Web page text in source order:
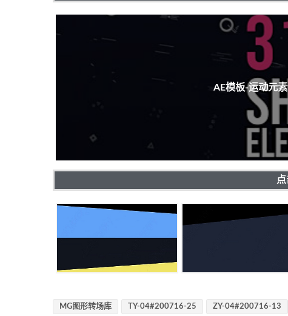
AE模板-运动元
MG图形转场库 TY-04#200716-25 ZY-04#200716-13